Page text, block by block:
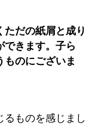
だの紙屑と成り
きます。子ら
のにございま
るものを感じまし